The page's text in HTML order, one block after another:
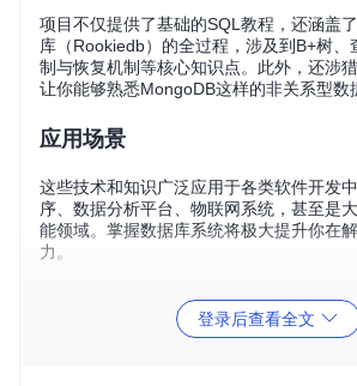
项目不仅提供了基础的SQL教程，还涵盖
库（Rookiedb）的全过程，涉及到B+树、
制与恢复机制等核心知识点。此外，还涉
让你能够熟悉MongoDB这样的非关系型数
应用场景
这些技术和知识广泛应用于各类软件开发
序、数据分析平台、物联网系统，甚至是
能领域。掌握数据库系统将极大提升你在
力。
登录后查看全文